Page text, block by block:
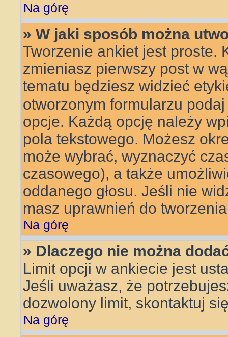
Na górę
» W jaki sposób można
Tworzenie ankiet jest proste.
zmieniasz pierwszy post w
tematu będziesz widzieć
otworzonym formularzu
opcje. Każdą opcję należy
pola tekstowego. Możesz
może wybrać, wyznaczyć
czasowego), a także
oddanego głosu. Jeśli nie
masz uprawnień do
Na górę
» Dlaczego nie można
Limit opcji w ankiecie jest
Jeśli uważasz, że
dozwolony limit, skontaktuj
Na górę